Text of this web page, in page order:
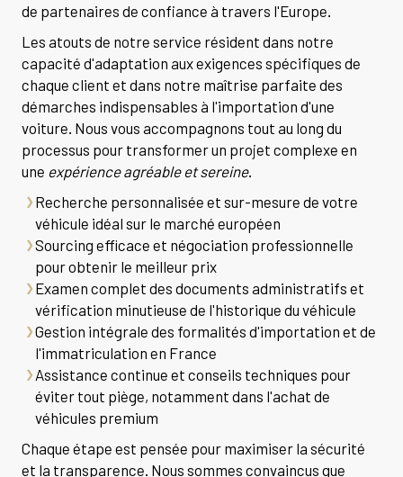
de partenaires de confiance à travers l'Europe.
Les atouts de notre service résident dans notre
capacité d'adaptation aux exigences spécifiques de
chaque client et dans notre maîtrise parfaite des
démarches indispensables à l'importation d'une
voiture. Nous vous accompagnons tout au long du
processus pour transformer un projet complexe en
une expérience agréable et sereine.
Recherche personnalisée et sur-mesure de votre
véhicule idéal sur le marché européen
Sourcing efficace et négociation professionnelle
pour obtenir le meilleur prix
Examen complet des documents administratifs et
vérification minutieuse de l'historique du véhicule
Gestion intégrale des formalités d'importation et de
l'immatriculation en France
Assistance continue et conseils techniques pour
éviter tout piège, notamment dans l'achat de
véhicules premium
Chaque étape est pensée pour maximiser la sécurité
et la transparence. Nous sommes convaincus que